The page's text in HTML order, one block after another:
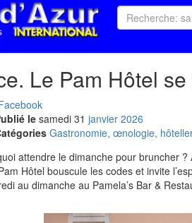
Le Pam Hôtel
le samedi 31 janvier 2026
Gastronomie, œnologie,
attendre le dimanche pour bruncher
Hôtel bouscule les codes et invite
au dimanche au Pamela’s Bar &